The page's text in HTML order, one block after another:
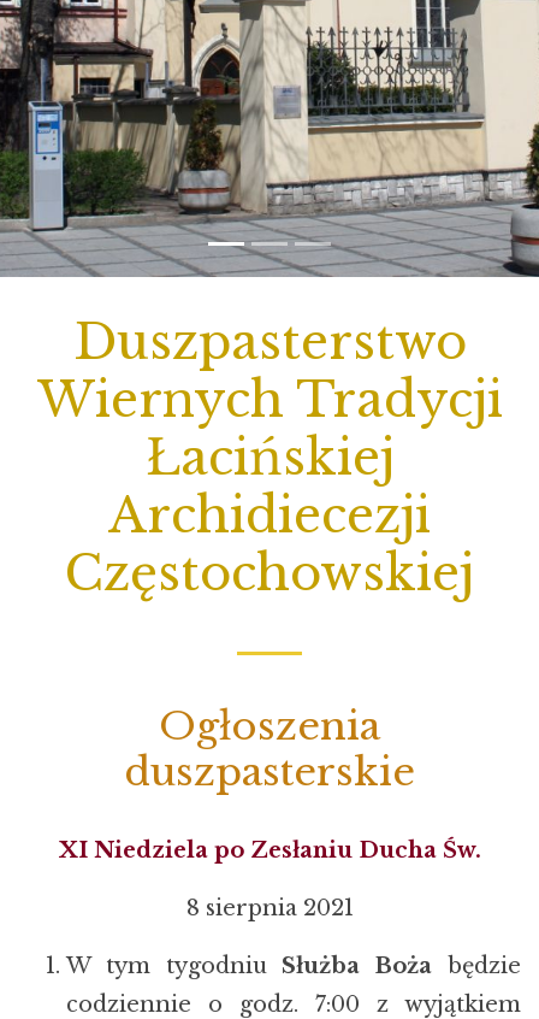
Duszpasterstwo
Wiernych Tradycji
Łacińskiej
Archidiecezji
Częstochowskiej
Ogłoszenia
duszpasterskie
XI Niedziela po Zesłaniu Ducha Św.
8 sierpnia 2021
W tym tygodniu Służba Boża będzie
codziennie o godz. 7:00 z wyjątkiem